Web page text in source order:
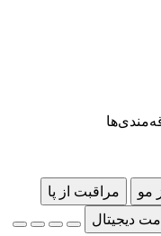
مو
مراقبت از پا
دیجیتال